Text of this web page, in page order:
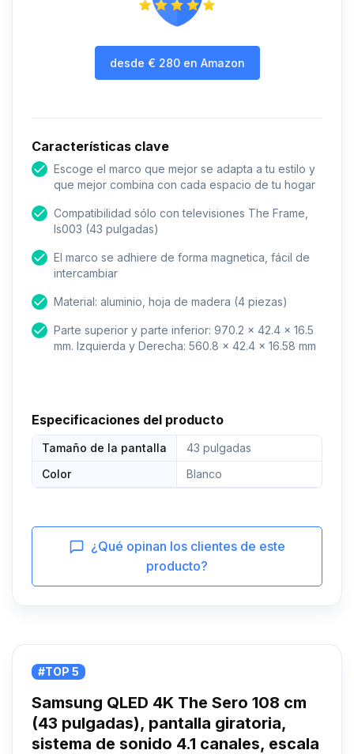
desde € 280en Amazon
Características clave
Escoge el marco que mejor se adapta a tu estilo y
que mejor combina con cada espacio de tu hogar
Compatibilidad sólo con televisiones The Frame,
ls003 (43 pulgadas)
El marco se adhiere de forma magnetica, fácil de
intercambiar
Material: aluminio, hoja de madera (4 piezas)
Parte superior y parte inferior: 970.2 x 42.4 x 16.5
mm. Izquierda y Derecha: 560.8 x 42.4 x 16.58 mm
Especificaciones del producto
Tamaño de la pantalla
43 pulgadas
Color
Blanco
¿Qué opinan los clientes de este
producto?
#TOP 5
Samsung QLED 4K The Sero 108 cm
(43 pulgadas), pantalla giratoria,
sistema de sonido 4.1 canales, escala